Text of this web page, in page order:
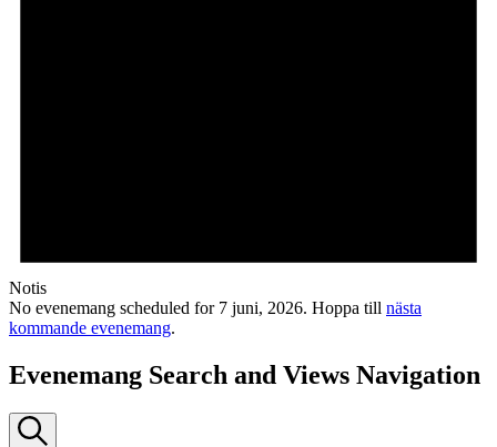
Notis
No evenemang scheduled for 7 juni, 2026. Hoppa till nästa
kommande evenemang.
Evenemang Search and Views Navigation